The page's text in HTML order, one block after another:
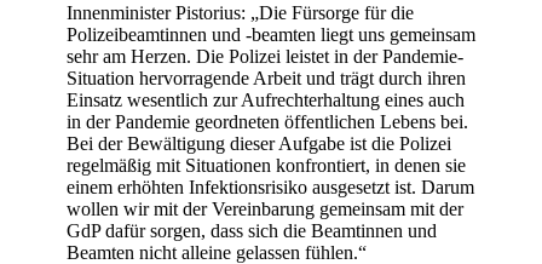
Innenminister Pistorius: „Die Fürsorge für die
Polizeibeamtinnen und -beamten liegt uns gemeinsam
sehr am Herzen. Die Polizei leistet in der Pandemie-
Situation hervorragende Arbeit und trägt durch ihren
Einsatz wesentlich zur Aufrechterhaltung eines auch
in der Pandemie geordneten öffentlichen Lebens bei.
Bei der Bewältigung dieser Aufgabe ist die Polizei
regelmäßig mit Situationen konfrontiert, in denen sie
einem erhöhten Infektionsrisiko ausgesetzt ist. Darum
wollen wir mit der Vereinbarung gemeinsam mit der
GdP dafür sorgen, dass sich die Beamtinnen und
Beamten nicht alleine gelassen fühlen.“